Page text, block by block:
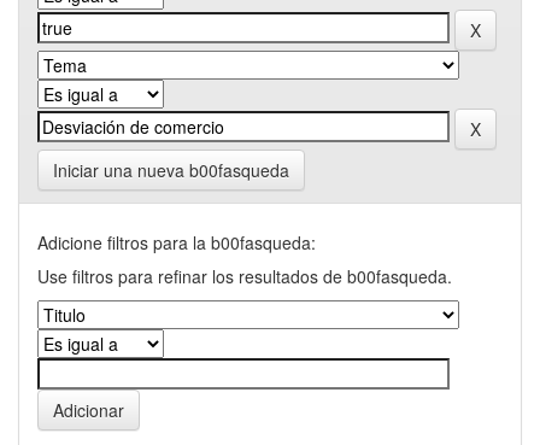
Iniciar una nueva b00fasqueda
Adicione filtros para la b00fasqueda:
Use filtros para refinar los resultados de b00fasqueda.